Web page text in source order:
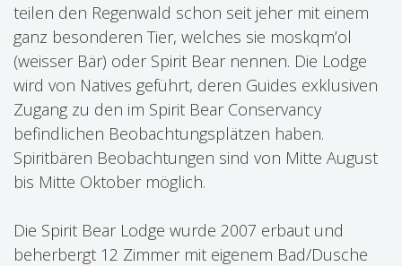
teilen den Regenwald schon seit jeher mit einem
ganz besonderen Tier, welches sie moskqm’ol
(weisser Bär) oder Spirit Bear nennen. Die Lodge
wird von Natives geführt, deren Guides exklusiven
Zugang zu den im Spirit Bear Conservancy
befindlichen Beobachtungsplätzen haben.
Spiritbären Beobachtungen sind von Mitte August
bis Mitte Oktober möglich.
Die Spirit Bear Lodge wurde 2007 erbaut und
beherbergt 12 Zimmer mit eigenem Bad/Dusche